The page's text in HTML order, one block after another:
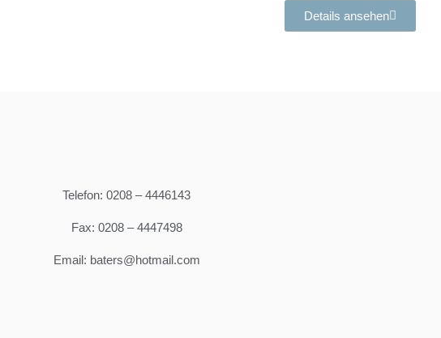
Details ansehen
Telefon: 0208 – 4446143
Fax: 0208 – 4447498
Email: baters@hotmail.com